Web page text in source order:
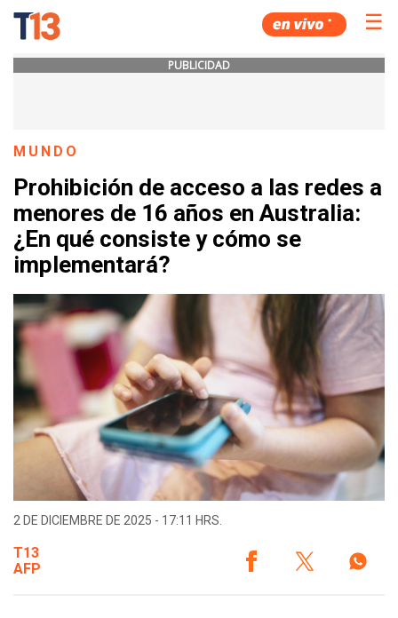
☰
PUBLICIDAD
MUNDO
Prohibición de acceso a las redes a
menores de 16 años en Australia:
¿En qué consiste y cómo se
implementará?
2 DE DICIEMBRE DE 2025 - 17:11 HRS.
T13
AFP